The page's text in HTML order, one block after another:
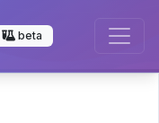
beta